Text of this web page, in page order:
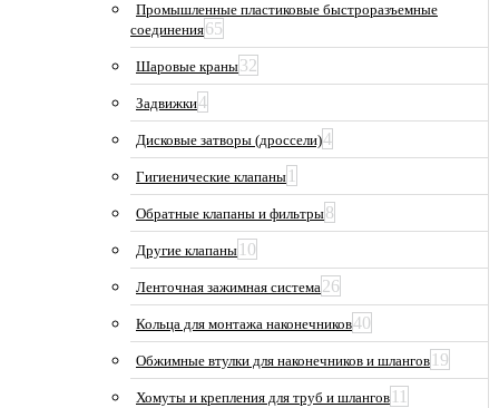
Промышленные пластиковые быстроразъемные
соединения65
Шаровые краны32
Задвижки4
Дисковые затворы (дроссели)4
Гигиенические клапаны 1
Обратные клапаны и фильтры8
Другие клапаны 10
Ленточная зажимная система26
Кольца для монтажа наконечников40
Обжимные втулки для наконечников и шлангов 19
Хомуты и крепления для труб и шлангов 11